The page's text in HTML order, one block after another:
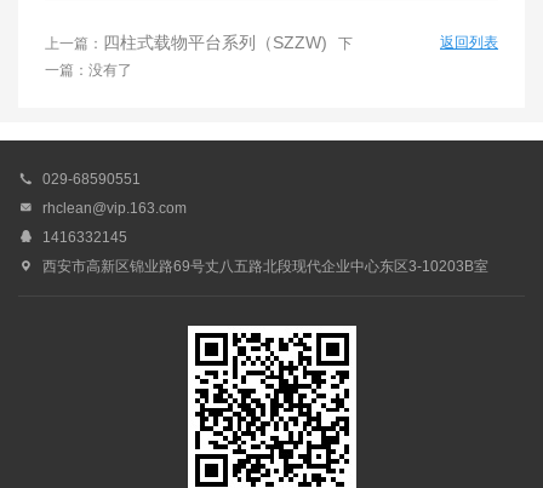
上一篇： 四柱式载物平台系列（SZZW) 下
一篇：没有了
返回列表
 029-68590551
 rhclean@vip.163.com
 1416332145
 西安市高新区锦业路69号丈八五路北段现代企业中心东区3-10203B室